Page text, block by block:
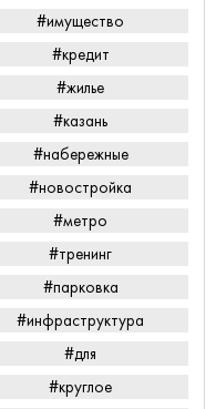
#имущество
#кредит
#жилье
#казань
#набережные
#новостройка
#метро
#тренинг
#парковка
#инфраструктура
#для
#круглое